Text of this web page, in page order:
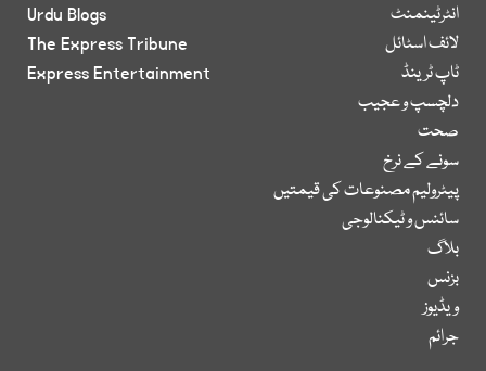
انٹرٹینمنٹ
لائف اسٹائل
ٹاپ ٹرینڈ
دلچسپ و عجیب
صحت
سونے کے نرخ
پیٹرولیم مصنوعات کی قیمتیں
سائنس و ٹیکنالوجی
بلاگ
بزنس
ویڈیوز
جرائم
Urdu Blogs
The Express Tribune
Express Entertainment